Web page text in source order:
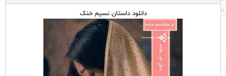
دانلود داستان نسیم خنک